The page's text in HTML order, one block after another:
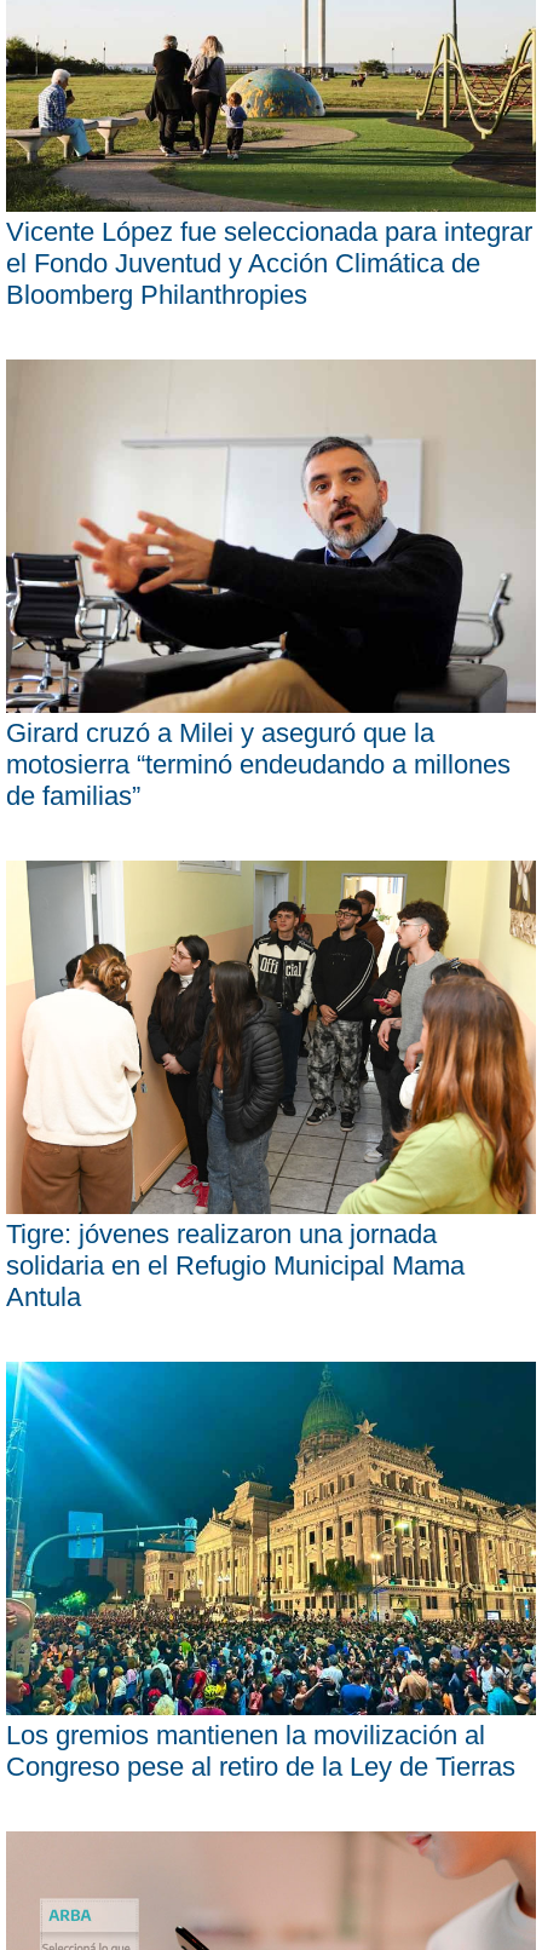
Vicente López fue seleccionada para integrar
el Fondo Juventud y Acción Climática de
Bloomberg Philanthropies
Girard cruzó a Milei y aseguró que la
motosierra “terminó endeudando a millones
de familias”
Tigre: jóvenes realizaron una jornada
solidaria en el Refugio Municipal Mama
Antula
Los gremios mantienen la movilización al
Congreso pese al retiro de la Ley de Tierras